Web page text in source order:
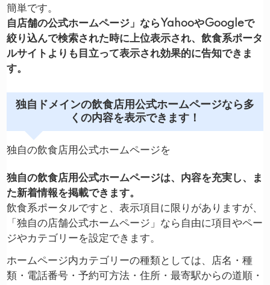
簡単です。
自店舗の公式ホームページ」ならYahooやGoogleで
絞り込んで検索された時に上位表示され、飲食系ポータ
ルサイトよりも目立って表示され効果的に告知できま
す。
独自ドメインの飲食店用公式ホームページなら多
くの内容を表示できます！
独自の飲食店用公式ホームページを
独自の飲食店用公式ホームページは、内容を充実し、ま
た新着情報を掲載できます。
飲食系ポータルですと、表示項目に限りがありますが、
「独自の店舗公式ホームページ」なら自由に項目やペー
ジやカテゴリーを設定できます。
ホームページ内カテゴリーの種類としては、店名・種
類・電話番号・予約可方法・住所・最寄駅からの道順・